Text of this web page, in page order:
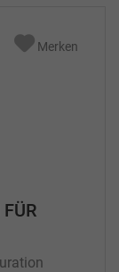
Merken